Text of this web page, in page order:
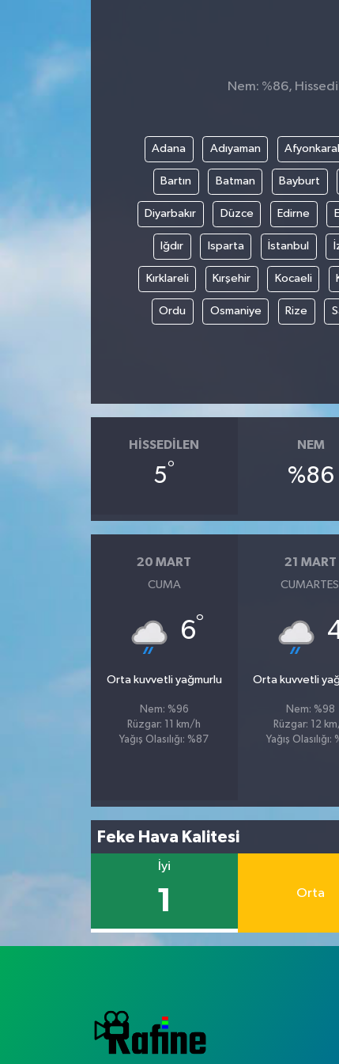
Nem: %86,
Adana Adıyaman
Bartın Batman Bayburt
Diyarbakır Düzce Edirne
Iğdır Isparta İstanbul
Kırklareli Kırşehir Kocaeli
Ordu Osmaniye Rize
HISSEDILEN
5°
NEM
%86
20 MART
CUMA
6°
Orta kuvvetli yağmurlu
Nem: %96
Rüzgar: 11 km/h
Yağış Olasılığı: %87
21 MART
CUMARTESI
Orta kuvvetli
Nem: %98
Rüzgar: 12
Yağış Olasılığı:
Feke Hava Kalitesi
İyi
1 Orta